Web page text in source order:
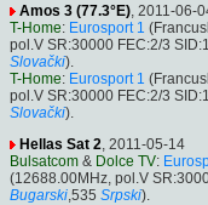
Amos 3 (77.3°E), 2011-06-
T-Home: Eurosport 1
pol.V SR:30000 FEC:2/3
Slovački).
T-Home: Eurosport 1
pol.V SR:30000 FEC:2/3
Slovački).
Hellas Sat 2, 2011-05-14
Bulsatcom & Dolce TV:
(12688.00MHz, pol.V
Bugarski,535 Srpski).